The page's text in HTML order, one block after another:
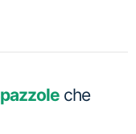
che